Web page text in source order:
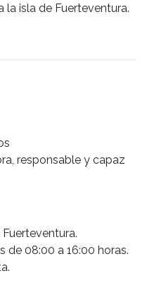
la isla de Fuerteventura.
responsable y capaz
de 08:00 a 16:00 horas.